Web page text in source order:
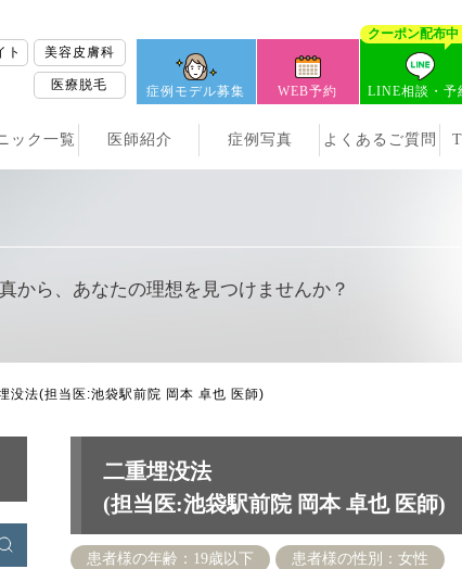
ト 美容皮膚科
医療脱毛 症例モデル募集 WEB予約
クーポン配布中
LINE相談・予
ック一覧 医師紹介 症例写真 よくあるご質問
から、 あなたの理想を見つけませんか？
没法(担当医:池袋駅前院 岡本 卓也 医師)
二重埋没法
(担当医:池袋駅前院 岡本 卓也 医師)
患者様の年齢：19歳以下 患者様の性別：女性